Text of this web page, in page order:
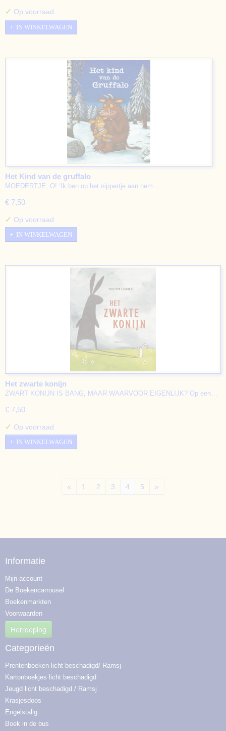
✓ Op voorraad
IN WINKELWAGEN
Het Kind van de gruffalo
MOEDERTJE, O! ‘Ik ben op het nippertje aan hem…
€ 7,50
✓ Op voorraad
IN WINKELWAGEN
Het zwarte konijn
ZWART KONIJN IS BANG, MAAR WAARVOOR EIGENLIJK? Op een…
€ 7,50
✓ Op voorraad
IN WINKELWAGEN
« 1 2 3 4 5 »
Informatie
Mijn account
De Boekencarrousel
Boekenmarkten
Voorwaarden
Herroeping
Categorieën
Prentenboeken licht beschadigd/ Ramsj
Kartonboekjes licht beschadigd
Jeugd licht beschadigd / Ramsj
Krasjesdoos
Engelstalig
Boek in de bus